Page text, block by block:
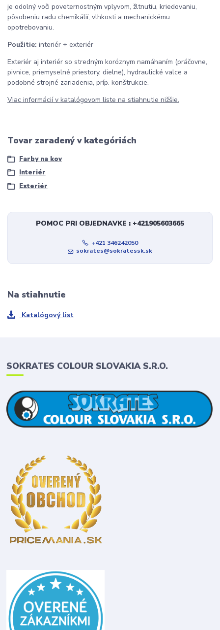
je odolný voči poveternostným vplyvom, žltnutiu, kriedovaniu,
pôsobeniu radu chemikálií, vlhkosti a mechanickému
opotrebovaniu.
Použitie: interiér + exteriér
Exteriér aj interiér so stredným koróznym namáhaním (práčovne,
pivnice, priemyselné priestory, dielne), hydraulické valce a
podobné strojné zariadenia, príp. konštrukcie.
Viac informácií v katalógovom liste na stiahnutie nižšie.
Tovar zaradený v kategóriách
Farby na kov
Interiér
Exteriér
POMOC PRI OBJEDNAVKE : +421905603665
+421 346242050
sokrates@sokratessk.sk
Na stiahnutie
Katalógový list
SOKRATES COLOUR SLOVAKIA S.R.O.